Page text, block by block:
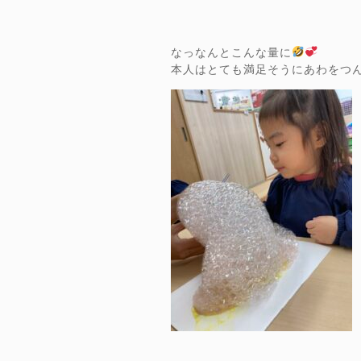
なっなんとこんな量に
本人はとても満足そうにあわをつ